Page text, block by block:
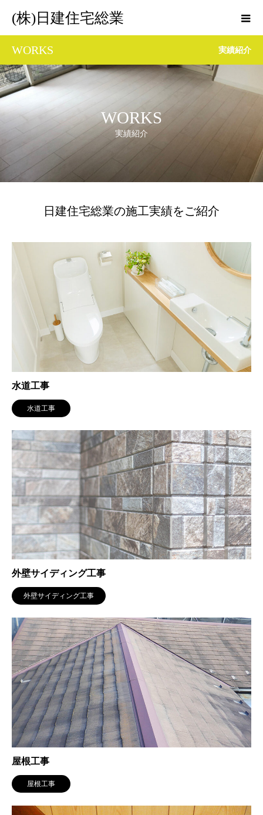
(株)日建住宅総業
WORKS 実績紹介
WORKS
実績紹介
日建住宅総業の施工実績をご紹介
水道工事
水道工事
外壁サイディング工事
外壁サイディング工事
屋根工事
屋根工事